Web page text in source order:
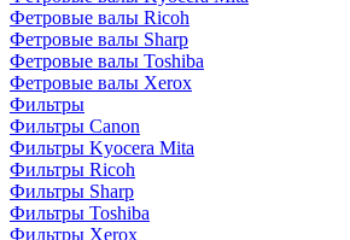
Фетровые валы Ricoh
Фетровые валы Sharp
Фетровые валы Toshiba
Фетровые валы Xerox
Фильтры
Фильтры Canon
Фильтры Kyocera Mita
Фильтры Ricoh
Фильтры Sharp
Фильтры Toshiba
Фильтры Xerox